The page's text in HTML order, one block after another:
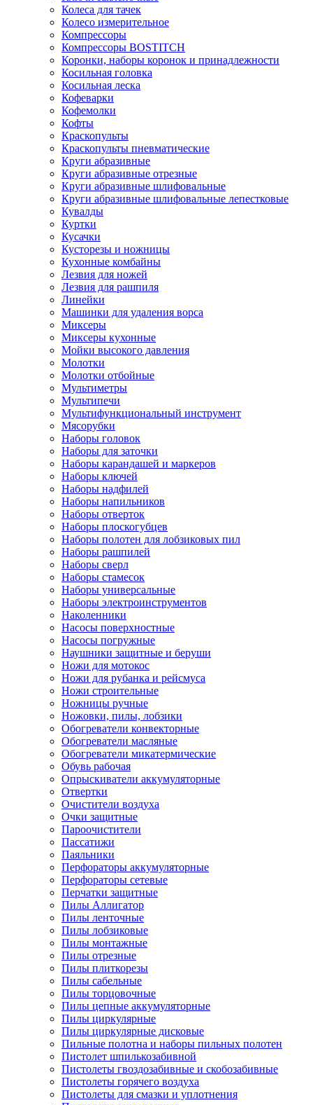
Колеса для тачек
Колесо измерительное
Компрессоры
Компрессоры BOSTITCH
Коронки, наборы коронок и принадлежности
Косильная головка
Косильная леска
Кофеварки
Кофемолки
Кофты
Краскопульты
Краскопульты пневматические
Круги абразивные
Круги абразивные отрезные
Круги абразивные шлифовальные
Круги абразивные шлифовальные лепестковые
Кувалды
Куртки
Кусачки
Кусторезы и ножницы
Кухонные комбайны
Лезвия для ножей
Лезвия для рашпиля
Линейки
Машинки для удаления ворса
Миксеры
Миксеры кухонные
Мойки высокого давления
Молотки
Молотки отбойные
Мультиметры
Мультипечи
Мультифункциональный инструмент
Мясорубки
Наборы головок
Наборы для заточки
Наборы карандашей и маркеров
Наборы ключей
Наборы надфилей
Наборы напильников
Наборы отверток
Наборы плоскогубцев
Наборы полотен для лобзиковых пил
Наборы рашпилей
Наборы сверл
Наборы стамесок
Наборы универсальные
Наборы электроинструментов
Наколенники
Насосы поверхностные
Насосы погружные
Наушники защитные и беруши
Ножи для мотокос
Ножи для рубанка и рейсмуса
Ножи строительные
Ножницы ручные
Ножовки, пилы, лобзики
Обогреватели конвекторные
Обогреватели масляные
Обогреватели микатермические
Обувь рабочая
Опрыскиватели аккумуляторные
Отвертки
Очистители воздуха
Очки защитные
Пароочистители
Пассатижи
Паяльники
Перфораторы аккумуляторные
Перфораторы сетевые
Перчатки защитные
Пилы Аллигатор
Пилы ленточные
Пилы лобзиковые
Пилы монтажные
Пилы отрезные
Пилы плиткорезы
Пилы сабельные
Пилы торцовочные
Пилы цепные аккумуляторные
Пилы циркулярные
Пилы циркулярные дисковые
Пильные полотна и наборы пильных полотен
Пистолет шпилькозабивной
Пистолеты гвоздозабивные и скобозабивные
Пистолеты горячего воздуха
Пистолеты для смазки и уплотнения